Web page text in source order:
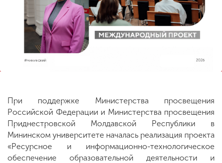
ENG SPN CHI
+7 (831) 262-26-20
При поддержке Министерства просвещения
Российской Федерации и Министерства просвещения
Приднестровской Молдавской Республики в
Мининском университете началась реализация проекта
«Ресурсное и информационно-технологическое
обеспечение образовательной деятельности и